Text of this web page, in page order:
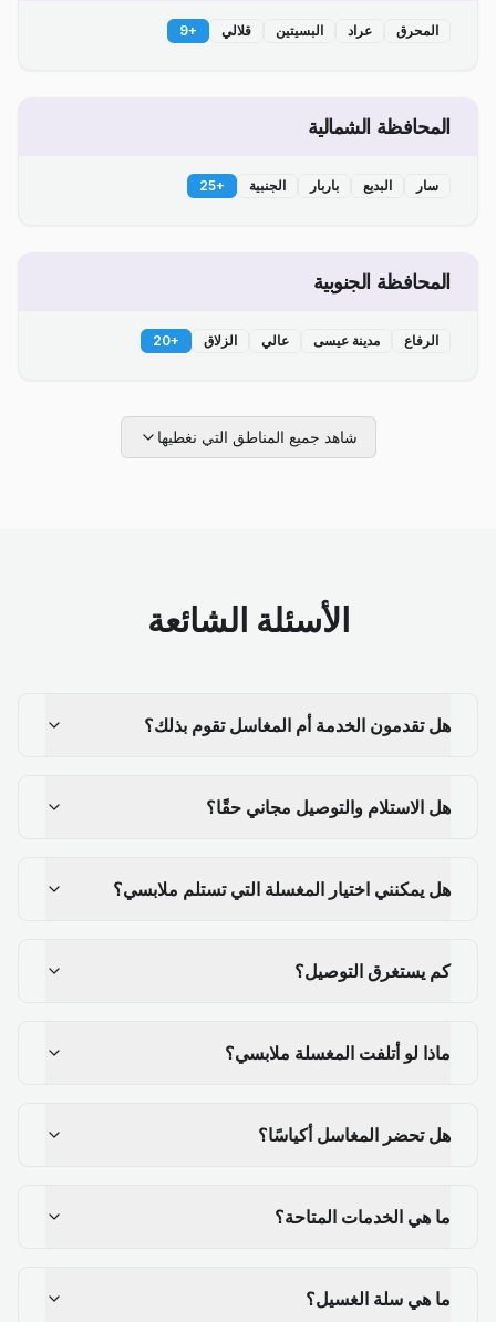
المحرق عراد البسيتين قلالي +
9
المحافظة الشمالية
سار البديع باربار الجنبية +
25
المحافظة الجنوبية
الرفاع مدينة عيسى عالي الزلاق +
20
شاهد جميع المناطق التي نغطيها
الأسئلة الشائعة
هل تقدمون الخدمة أم المغاسل تقوم بذلك؟
هل الاستلام والتوصيل مجاني حقًا؟
هل يمكنني اختيار المغسلة التي تستلم ملابسي؟
كم يستغرق التوصيل؟
ماذا لو أتلفت المغسلة ملابسي؟
هل تحضر المغاسل أكياسًا؟
ما هي الخدمات المتاحة؟
ما هي سلة الغسيل؟